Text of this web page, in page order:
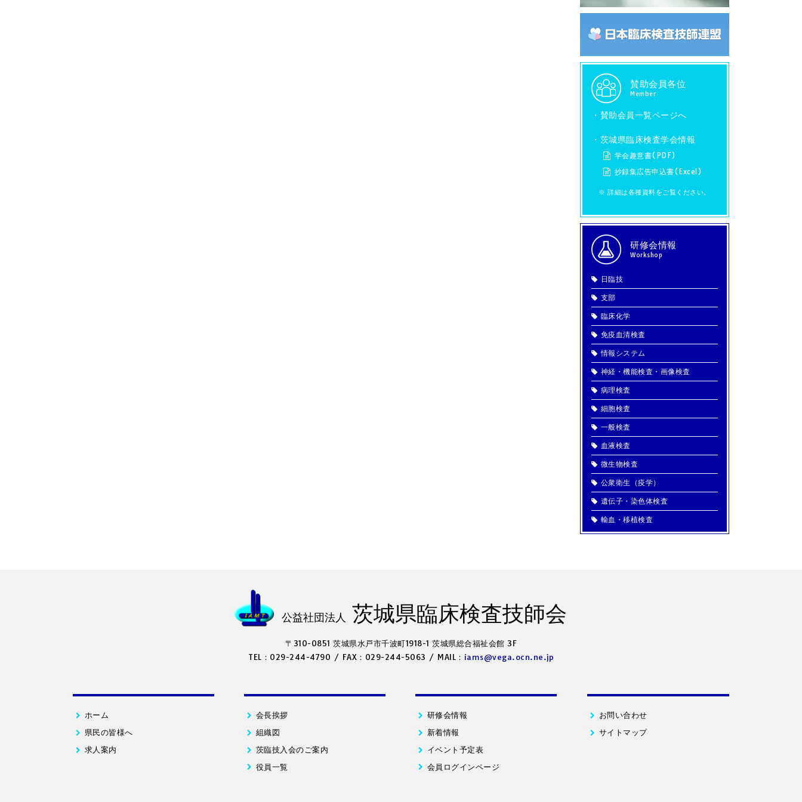
賛助会員各位
Member
・ 賛助会員一覧ページへ
・茨城県臨床検査学会情報
学会趣意書(PDF)
抄録集広告申込書(Excel)
※ 詳細は各種資料をご覧ください。
研修会情報
Workshop
日臨技
支部
臨床化学
免疫血清検査
情報システム
神経・機能検査・画像検査
病理検査
細胞検査
一般検査
血液検査
微生物検査
公衆衛生（疫学）
遺伝子・染色体検査
輸血・移植検査
公益社団法人 茨城県臨床検査技師会
〒310-0851 茨城県水戸市千波町1918-1 茨城県総合福祉会館 3F
TEL：029-244-4790 / FAX：029-244-5063 / MAIL： iams@vega.ocn.ne.jp
ホーム
県民の皆様へ
求人案内
会長挨拶
組織図
茨臨技入会のご案内
役員一覧
研修会情報
新着情報
イベント予定表
会員ログインページ
お問い合わせ
サイトマップ